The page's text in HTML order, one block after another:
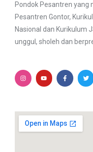
Pondok Pesantren yang
Pesantren Gontor,
Nasional dan Kurikulum
unggul, sholeh dan